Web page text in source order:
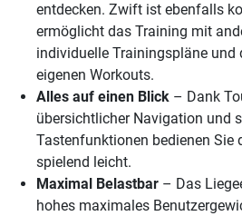
entdecken. Zwift ist ebenfalls
ermöglicht das Training mit
individuelle Trainingspläne und
eigenen Workouts.
Alles auf einen Blick – Dank
übersichtlicher Navigation und
Tastenfunktionen bedienen Sie
spielend leicht.
Maximal Belastbar – Das
hohes maximales